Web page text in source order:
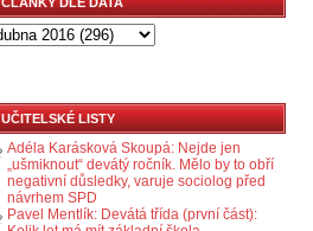
UČITELSKÉ LISTY
Adéla Karásková Skoupá: Nejde jen
„ušmiknout“ devátý ročník. Mělo by to obří
negativní důsledky, varuje sociolog před
návrhem SPD
Pavel Mentlík: Devátá třída (první část):